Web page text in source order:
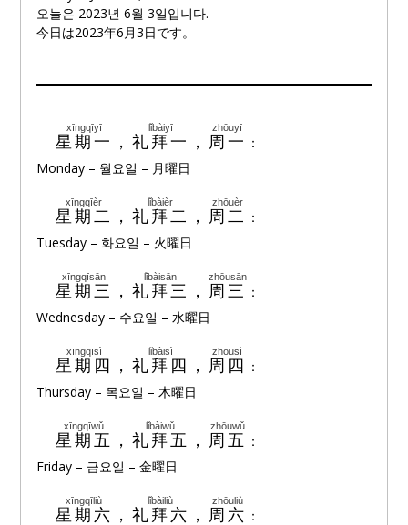
오늘은 2023년 6월 3일입니다.
今日は2023年6月3日です。
星期一
xīngqīyī
， 礼拜一
lǐbàiyī
， 周一
zhōuyī
：
Monday – 월요일 – 月曜日
星期二
xīngqīèr
， 礼拜二
lǐbàièr
， 周二
zhōuèr
：
Tuesday – 화요일 – 火曜日
星期三
xīngqīsān
， 礼拜三
lǐbàisān
， 周三
zhōusān
：
Wednesday – 수요일 – 水曜日
星期四
xīngqīsì
， 礼拜四
lǐbàisì
， 周四
zhōusì
：
Thursday – 목요일 – 木曜日
星期五
xīngqīwǔ
， 礼拜五
lǐbàiwǔ
， 周五
zhōuwǔ
：
Friday – 금요일 – 金曜日
星期六
xīngqīliù
， 礼拜六
lǐbàiliù
， 周六
zhōuliù
：